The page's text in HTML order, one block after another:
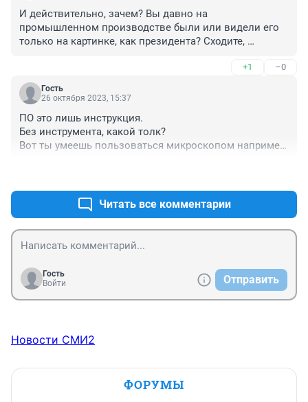
И действительно, зачем? Вы давно на
промышленном производстве были или видели его
только на картинке, как президента? Сходите,
х годов прошлого столетия. На этом оборудовании
сейчас выпускают аналоговнетную продукцию и весь
остальной спектр высоких технологий. Кроме
нас до сих пор не выпускают, а выпуск калош
закончился ещё в советском союзе.
+1 –0
Гость
26 октября 2023, 15:37
ПО это лишь инструкция.
Без инструмента, какой толк?
Вот ты умеешь пользоваться микроскопом например,
Читать все комментарии
Гость
Войти
Отправить
Новости СМИ2
ФОРУМЫ